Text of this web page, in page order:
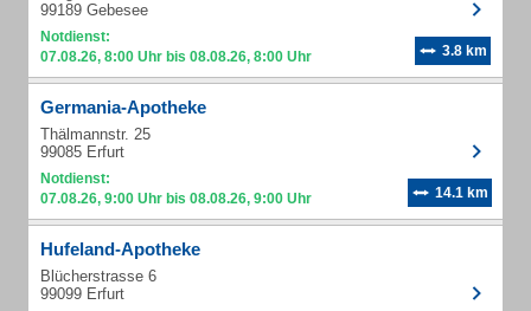
99189 Gebesee
Notdienst:
07.08.26, 8:00 Uhr bis 08.08.26, 8:00 Uhr
3.8 km
Germania-Apotheke
Thälmannstr. 25
99085 Erfurt
Notdienst:
07.08.26, 9:00 Uhr bis 08.08.26, 9:00 Uhr
14.1 km
Hufeland-Apotheke
Blücherstrasse 6
99099 Erfurt